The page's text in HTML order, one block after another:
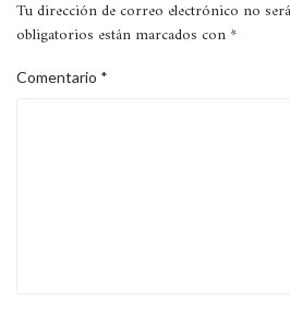
Tu dirección de correo electrónico no
obligatorios están marcados con *
Comentario *